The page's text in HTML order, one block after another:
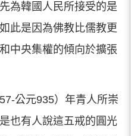
為韓國人民所接受的是
此是因為佛教比儒教更
中央集權的傾向於擴張
公元935）年青人所崇
也有人說這五戒的圓光